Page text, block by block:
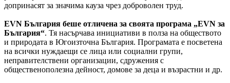
допринасят за значима кауза чрез доброволен труд.
EVN България беше отличена за своята програма „EVN за
България“. Тя насърчава инициативи в полза на обществото
и природата в Югоизточна България. Програмата е посветена
на всички нуждаещи се лица или социални групи,
неправителствени организации, сдружения с
общественополезна дейност, домове за деца и възрастни и др.